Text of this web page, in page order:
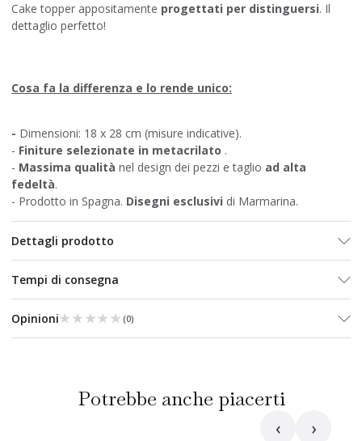
Cake topper appositamente progettati per distinguersi. Il
dettaglio perfetto!
Cosa fa la differenza e lo rende unico:
- Dimensioni: 18 x 28 cm (misure indicative).
- Finiture selezionate in metacrilato .
- Massima qualità nel design dei pezzi e taglio ad alta
fedeltà.
- Prodotto in Spagna. Disegni esclusivi di Marmarina.
Dettagli prodotto
Tempi di consegna
Opinioni★★★★★
★★★★★ (0)
Potrebbe anche piacerti
‹ ›